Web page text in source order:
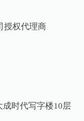
授权代理商
时代写字楼10层